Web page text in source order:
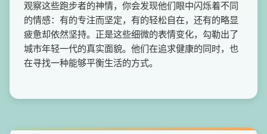
观察这些跑步者的神情，你会发现他们眼中闪烁着不同
的情感：有的专注而坚定，有的轻松自在，还有的略显
疲惫却依然坚持。正是这些细微的表情变化，勾勒出了
城市年轻一代的真实面貌。他们在追求健康的同时，也
在寻找一种能够平衡生活的方式。